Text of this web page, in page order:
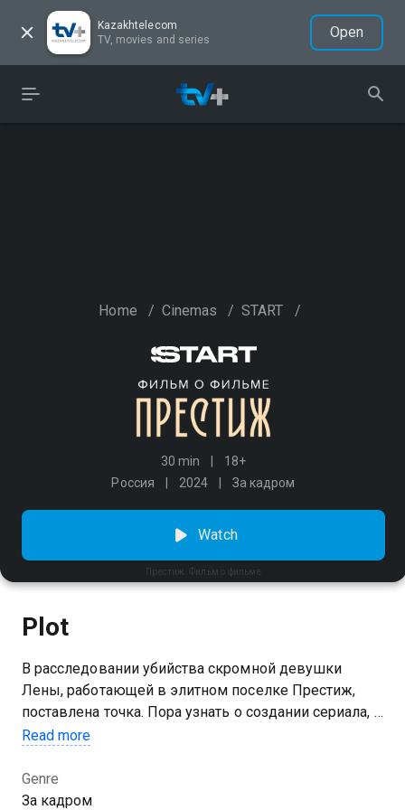
Kazakhtelecom
TV, movies and series
Open
Home / Cinemas / START /
30 min
18+
Россия
2024 За кадром
Престиж. Фильм о фильме
Watch
Plot
В расследовании убийства скромной девушки
Лены, работающей в элитном поселке Престиж,
поставлена точка. Пора узнать о создании сериала, в
котором смешались сказка, фарс, абсурд и
Меленевская расскажет о рождении идеи, а
Настасья Самбурская — о раскладе Таро на первой
Read more
Genre
За кадром